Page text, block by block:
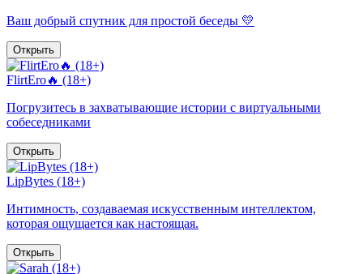
Ваш добрый спутник для простой беседы 💛
Открыть
FlirtEro🔥 (18+)
Погрузитесь в захватывающие истории с виртуальными
собеседниками
Открыть
LipBytes (18+)
Интимность, создаваемая искусственным интеллектом,
которая ощущается как настоящая.
Открыть